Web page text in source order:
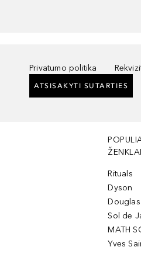
Privatumo politika
ATSISAKYTI SUTARTIES
ŽENKLAI
Rituals
Dyson
Sol de
MATH
Yves